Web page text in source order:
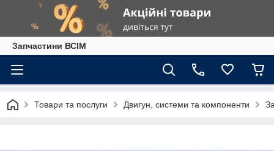
Запчастини ВСІМ
Товари та послуги Двигун, системи та компоненти